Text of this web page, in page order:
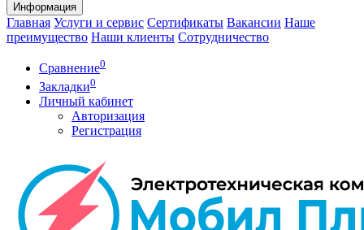
Информация
Главная Услуги и сервис Сертификаты Вакансии Наше
преимущество Наши клиенты Сотрудничество
Сравнение0
Закладки0
Личный кабинет
Авторизация
Регистрация